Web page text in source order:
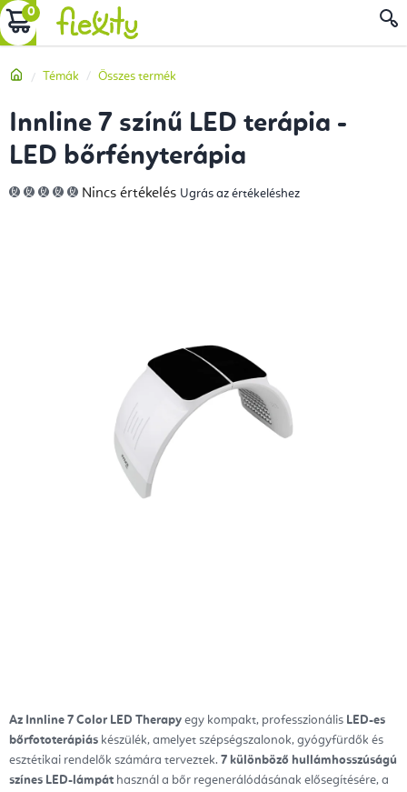
Ugrás
a
tartalomhoz
KOSÁR
Kezdőlap
Témák Összes termék
Az Innline 7 Color LED Therapy egy kompakt, professzionális LED-es
bőrfototerápiás készülék, amelyet szépségszalonok, gyógyfürdők és
esztétikai rendelők számára terveztek. 7 különböző hullámhosszúságú
színes LED-lámpát használ a bőr regenerálódásának elősegítésére, a
Innline 7 színű LED terápia -
LED bőrfényterápia
A
termék
Nincs értékelés Ugrás az értékeléshez